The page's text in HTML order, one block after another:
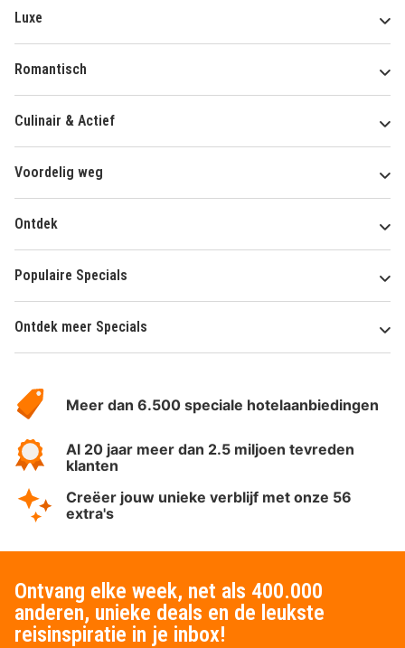
Luxe
Romantisch
Culinair & Actief
Voordelig weg
Ontdek
Populaire Specials
Ontdek meer Specials
HotelSpecials
Meer dan 6.500 speciale hotelaanbiedingen
Al 20 jaar meer dan 2.5 miljoen tevreden
klanten
Creëer jouw unieke verblijf met onze 56
extra's
Ontvang elke week, net als 400.000
anderen, unieke deals en de leukste
reisinspiratie in je inbox!